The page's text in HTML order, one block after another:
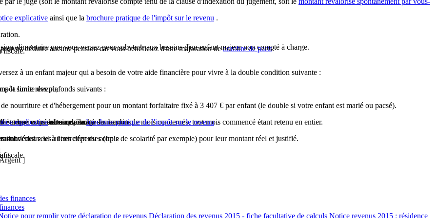
déduire aucune pension car vous bénéficiez d'une majoration denombre de parts.
explicative ainsi que la brochure pratique de l'impôt sur le revenu .
fiscale.
alimentaire que vous versez pour subvenir aux besoins d'un enfant majeur non compté à charge.
à un enfant majeur qui a besoin de votre aide financière pour vivre à la double condition suivante :
sur le revenu,
études ou qui est au chômage.
la limite des plafonds suivants :
et que vous subvenez seul à ses besoins
subvenez seul à l'entretien du couple
nourriture et d'hébergement pour un montant forfaitaire fixé à 3 407 € par enfant (le double si votre enfant est marié ou pacsé).
est réduite au prorata du nombre de mois concernés, tout mois commencé étant retenu en entier.
déduire les autres dépenses (frais de scolarité par exemple) pour leur montant réel et justifié.
explicativeainsi que labrochure pratique de l'impôt sur le revenu.
fiscale.
]
finances
pour remplir votre déclaration de revenus Déclaration des revenus 2015 - fiche facultative de calculs Notice revenus 2015 : résidence